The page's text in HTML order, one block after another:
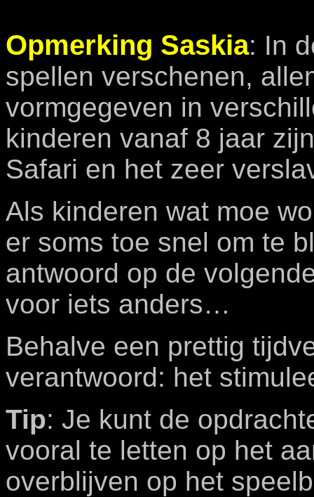
Opmerking Saskia: In
spellen verschenen,
vormgegeven in
kinderen vanaf 8 jaar
Safari en het zeer
Als kinderen wat moe
er soms toe snel om te
antwoord op de
voor iets anders…
Behalve een prettig
verantwoord: het
Tip: Je kunt de
vooral te letten op het
overblijven op het